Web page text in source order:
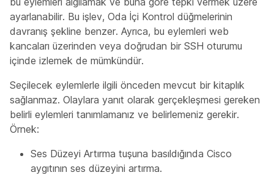
ayarlanabilir. Bu işlev, Oda İçi Kontrol düğmelerinin
davranış şekline benzer. Ayrıca, bu eylemleri web
kancaları üzerinden veya doğrudan bir SSH oturumu
içinde izlemek de mümkündür.
Seçilecek eylemlerle ilgili önceden mevcut bir kitaplık
sağlanmaz. Olaylara yanıt olarak gerçekleşmesi gereken
belirli eylemleri tanımlamanız ve belirlemeniz gerekir.
Örnek:
Ses Düzeyi Artırma tuşuna basıldığında Cisco
aygıtının ses düzeyini artırma.